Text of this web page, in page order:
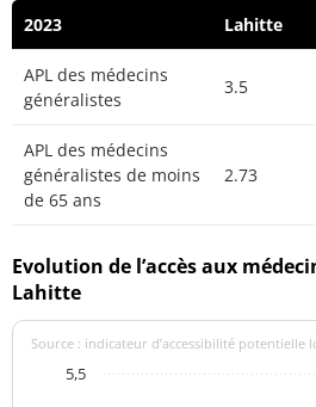
2023 Lahitte
APL des médecins
généralistes
3.5
APL des médecins
généralistes de moins
de 65 ans
2.73
Evolution de l’accès aux
Lahitte
Source : indicateur d’accessibilité potentielle
5,5